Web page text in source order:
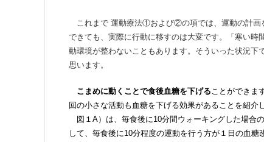
これまで 運動療法①および②の項では、運動の計画
できても、実際に行動に移すのは大変です。「寒い
動環境が整わないこともあります。そういった状況下
思います。
こまめに動くことで食後血糖を下げることができま
回の小さな活動も血糖を下げる効果があることを紹介
図１A）は、毎食後に10分間ウォーキングした場合
して、毎食後に10分程度の運動を行う方が１日の血